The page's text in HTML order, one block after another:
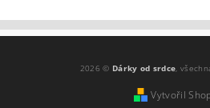
2026 © Dárky od srdce,
Vytvořil